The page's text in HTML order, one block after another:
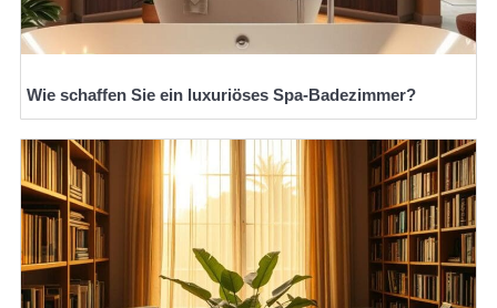
Wie schaffen Sie ein luxuriöses Spa-Badezimmer?